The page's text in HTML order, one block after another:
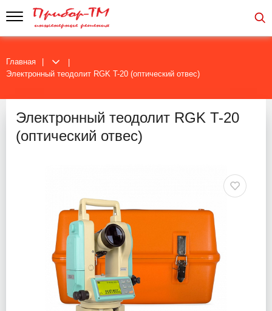
Главная
Электронный теодолит RGK T-20 (оптический отвес)
Электронный теодолит RGK T-20
(оптический отвес)